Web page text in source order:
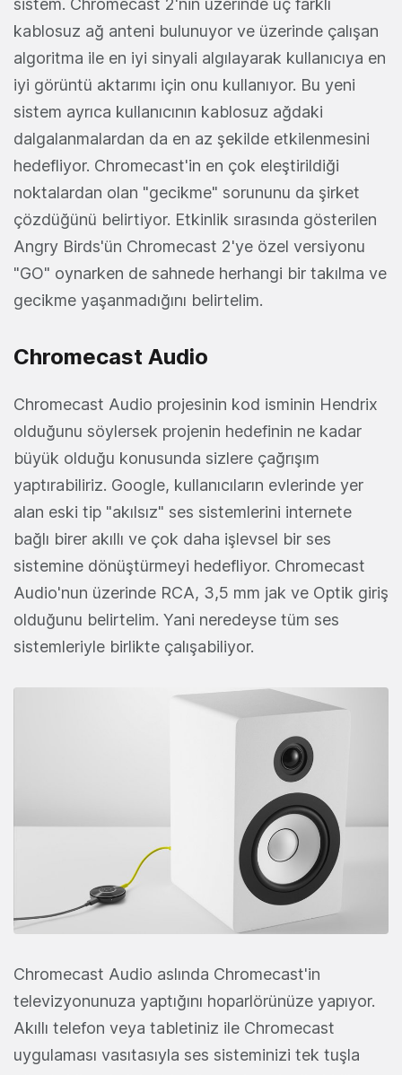
sistem. Chromecast 2'nin üzerinde üç farklı
kablosuz ağ anteni bulunuyor ve üzerinde çalışan
algoritma ile en iyi sinyali algılayarak kullanıcıya en
iyi görüntü aktarımı için onu kullanıyor. Bu yeni
sistem ayrıca kullanıcının kablosuz ağdaki
dalgalanmalardan da en az şekilde etkilenmesini
hedefliyor. Chromecast'in en çok eleştirildiği
noktalardan olan "gecikme" sorununu da şirket
çözdüğünü belirtiyor. Etkinlik sırasında gösterilen
Angry Birds'ün Chromecast 2'ye özel versiyonu
"GO" oynarken de sahnede herhangi bir takılma ve
gecikme yaşanmadığını belirtelim.
Chromecast Audio
Chromecast Audio projesinin kod isminin Hendrix
olduğunu söylersek projenin hedefinin ne kadar
büyük olduğu konusunda sizlere çağrışım
yaptırabiliriz. Google, kullanıcıların evlerinde yer
alan eski tip "akılsız" ses sistemlerini internete
bağlı birer akıllı ve çok daha işlevsel bir ses
sistemine dönüştürmeyi hedefliyor. Chromecast
Audio'nun üzerinde RCA, 3,5 mm jak ve Optik giriş
olduğunu belirtelim. Yani neredeyse tüm ses
sistemleriyle birlikte çalışabiliyor.
Chromecast Audio aslında Chromecast'in
televizyonunuza yaptığını hoparlörünüze yapıyor.
Akıllı telefon veya tabletiniz ile Chromecast
uygulaması vasıtasıyla ses sisteminizi tek tuşla